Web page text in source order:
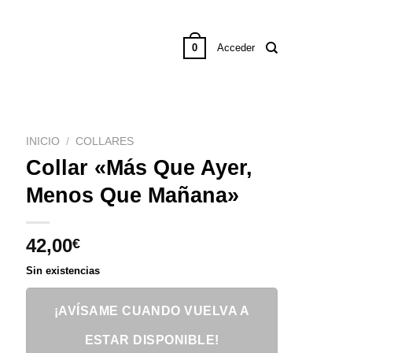
0 Acceder
INICIO / COLLARES
Collar «Más Que Ayer,
Menos Que Mañana»
42,00€
Sin existencias
¡AVÍSAME CUANDO VUELVA A
ESTAR DISPONIBLE!